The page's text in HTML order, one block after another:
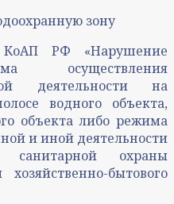
зону
РФ «Нарушение
осуществления
деятельности на
водного объекта,
объекта либо режима
и иной деятельности
охраны
бытового